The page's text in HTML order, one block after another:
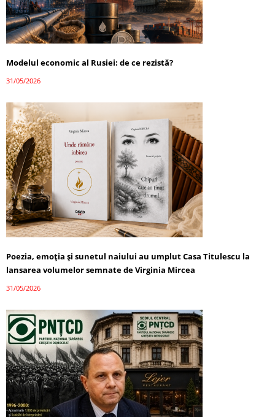
Modelul economic al Rusiei: de ce rezistă?
31/05/2026
Poezia, emoția și sunetul naiului au umplut Casa Titulescu la
lansarea volumelor semnate de Virginia Mircea
31/05/2026